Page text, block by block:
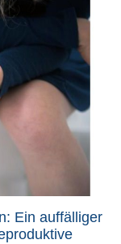
Ein auffälliger